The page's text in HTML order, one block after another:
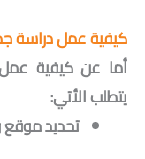
كيفية عمل دراسة
أما عن كيفية
يتطلب الأتي:
تحديد